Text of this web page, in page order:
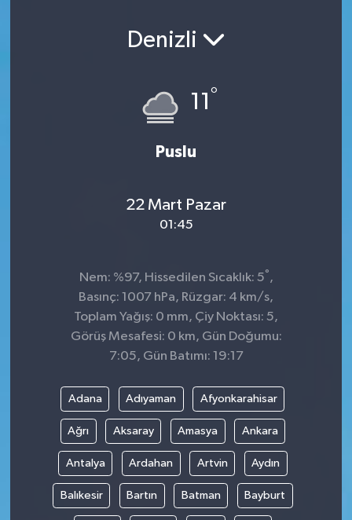
Denizli
11 °
Puslu
22 Mart Pazar
01:45
Nem: %97, Hissedilen Sıcaklık: 5° ,
Basınç: 1007 hPa, Rüzgar: 4 km/s,
Toplam Yağış: 0 mm, Çiy Noktası: 5,
Görüş Mesafesi: 0 km, Gün Doğumu:
7:05, Gün Batımı: 19:17
Adana Adıyaman Afyonkarahisar
Ağrı Aksaray Amasya Ankara
Antalya Ardahan Artvin Aydın
Balıkesir Bartın Batman Bayburt